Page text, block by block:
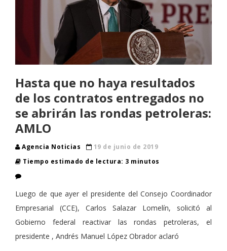
Hasta que no haya resultados
de los contratos entregados no
se abrirán las rondas petroleras:
AMLO
Agencia Noticias
19 de junio de 2019
Tiempo estimado de lectura: 3 minutos
Luego de que ayer el presidente del Consejo Coordinador
Empresarial (CCE), Carlos Salazar Lomelín, solicitó al
Gobierno federal reactivar las rondas petroleras, el
presidente , Andrés Manuel López Obrador aclaró